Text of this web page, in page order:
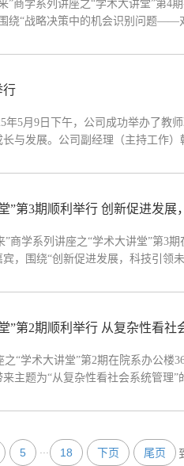
”商学系列讲座之“学术大讲堂”第4
绕“战略决策中的机会识别问题——
行
5月9日下午，公司成功举办了教
与发展。公司副经理（主持工作
”第3期顺利举行 创新促进发展
商学系列讲座之“学术大讲堂”第3
，围绕“创新促进发展，科技引领
”第2期顺利举行 从复杂性看社
“学术大讲堂”第2期在院系办公
主题为“从复杂性看社会系统管理
5 ... 18 下页 尾页